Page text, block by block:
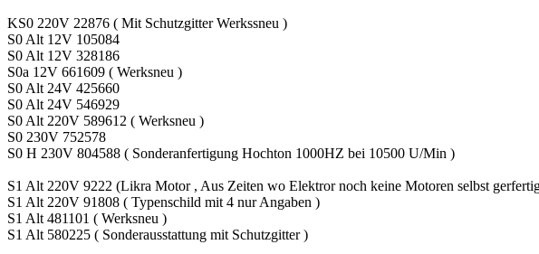
KS0 220V 22876 ( Mit Schutzgitter Werkssneu )
S0 Alt 12V 105084
S0 Alt 12V 328186
S0a 12V 661609 ( Werksneu )
S0 Alt 24V 425660
S0 Alt 24V 546929
S0 Alt 220V 589612 ( Werksneu )
S0 230V 752578
S0 H 230V 804588 ( Sonderanfertigung Hochton 1000HZ bei 10500 U/Min )
S1 Alt 220V 9222 (Likra Motor , Aus Zeiten wo Elektror noch keine Motoren selbst
S1 Alt 220V 91808 ( Typenschild mit 4 nur Angaben )
S1 Alt 481101 ( Werksneu )
S1 Alt 580225 ( Sonderausstattung mit Schutzgitter )